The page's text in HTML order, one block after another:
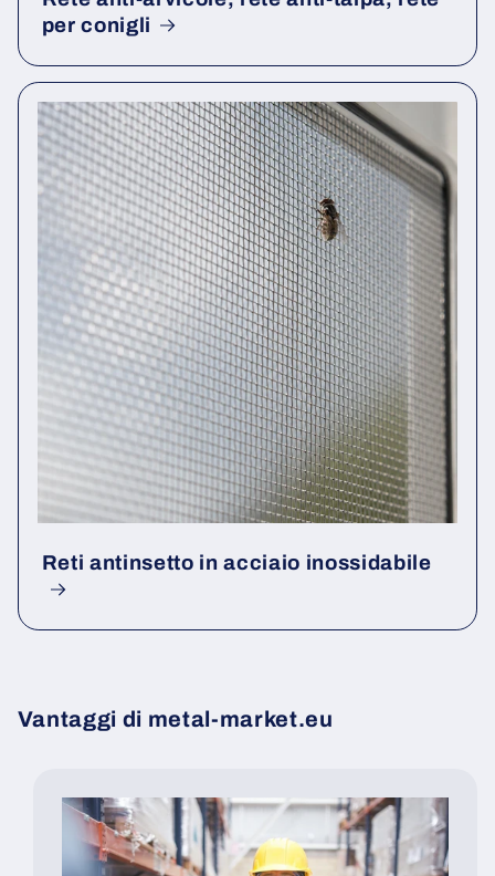
per conigli
Reti antinsetto in acciaio inossidabile
Vantaggi di metal-market.eu